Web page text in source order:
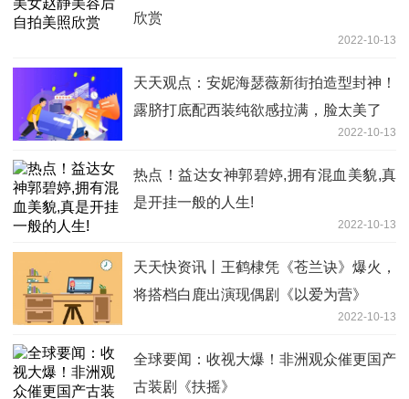
欣赏
2022-10-13
天天观点：安妮海瑟薇新街拍造型封神！
露脐打底配西装纯欲感拉满，脸太美了
2022-10-13
热点！益达女神郭碧婷,拥有混血美貌,真
是开挂一般的人生!
2022-10-13
天天快资讯丨王鹤棣凭《苍兰诀》爆火，
将搭档白鹿出演现偶剧《以爱为营》
2022-10-13
全球要闻：收视大爆！非洲观众催更国产
古装剧《扶摇》